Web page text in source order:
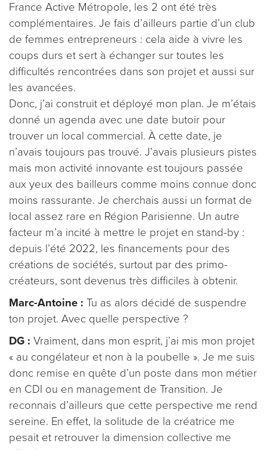
France Active Métropole, les 2 ont été très
complémentaires. Je fais d’ailleurs partie d’un club
de femmes entrepreneurs : cela aide à vivre les
coups durs et sert à échanger sur toutes les
difficultés rencontrées dans son projet et aussi sur
les avancées.
Donc, j’ai construit et déployé mon plan. Je m’étais
donné un agenda avec une date butoir pour
trouver un local commercial. À cette date, je
n’avais toujours pas trouvé. J’avais plusieurs pistes
mais mon activité innovante est toujours passée
aux yeux des bailleurs comme moins connue donc
moins rassurante. Je cherchais aussi un format de
local assez rare en Région Parisienne. Un autre
facteur m’a incité à mettre le projet en stand-by :
depuis l’été 2022, les financements pour des
créations de sociétés, surtout par des primo-
créateurs, sont devenus très difficiles à obtenir.
Marc-Antoine : Tu as alors décidé de suspendre
ton projet. Avec quelle perspective ?
DG : Vraiment, dans mon esprit, j’ai mis mon projet
« au congélateur et non à la poubelle ». Je me suis
donc remise en quête d’un poste dans mon métier
en CDI ou en management de Transition. Je
reconnais d’ailleurs que cette perspective me rend
sereine. En effet, la solitude de la créatrice me
pesait et retrouver la dimension collective me